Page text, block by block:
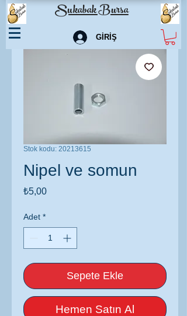
Sukabak Bursa
GİRİŞ
Stok kodu: 20213615
Nipel ve somun
₺5,00Fiyat
Adet *
Sepete Ekle
Hemen Satın Al